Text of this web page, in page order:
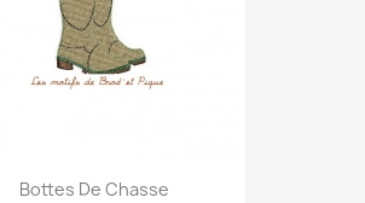
Bottes De Chasse